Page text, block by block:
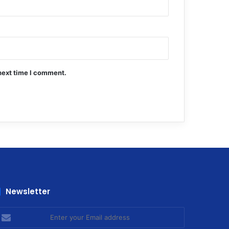
time I comment.
Newsletter